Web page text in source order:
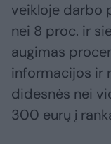
veikloje darbo
nei 8 proc. ir
augimas
informacijos ir
didesnės nei
300 eurų į